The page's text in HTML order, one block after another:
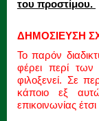
του προστίμου.
ΔΗΜΟΣΙΕΥΣΗ
Το παρόν
φέρει περί
φιλοξενεί. Σε
κάποιο εξ
επικοινωνίας